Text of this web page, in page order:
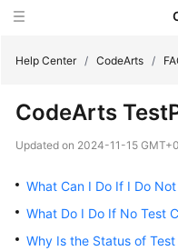
Service
Overview
Billing
Getting
Started
Help Center / CodeArts /
CodeArts
Updated on 2024-11-15
What Can I Do If I Do
What Do I Do If No Test
Why Is the Status of